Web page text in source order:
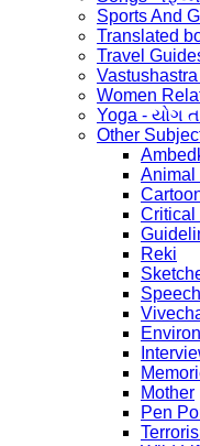
Sports And
Translated
Travel
Women
Yoga - યોગ
Other
Animal
Critical
Reki
Mother
Pen